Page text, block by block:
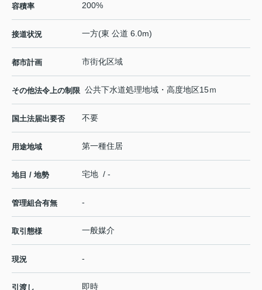
容積率 200%
接道状況 一方(東 公道 6.0m)
都市計画 市街化区域
その他法令上の制限 公共下水道処理地域・高度地区15ｍ
国土法届出要否 不要
用途地域 第一種住居
地目 / 地勢 宅地 / -
管理組合有無 -
取引態様 一般媒介
現況 -
引渡し 即時